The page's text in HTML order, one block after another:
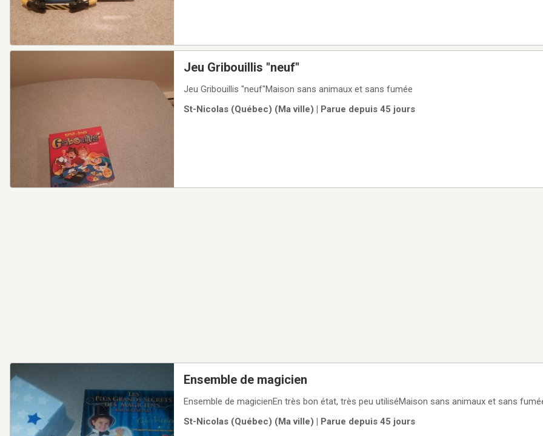
Jeu Gribouillis "neuf"
Jeu Gribouillis "neuf"Maison sans animaux et sans fumée
St-Nicolas (Québec) (Ma ville) | Parue depuis 45 jours
Ensemble de magicien
Ensemble de magicienEn très bon état, très peu utiliséMaison sans animaux et sans
St-Nicolas (Québec) (Ma ville) | Parue depuis 45 jours